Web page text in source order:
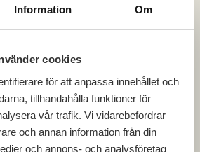
Information Om
cookies
för att anpassa innehållet och
tillhandahålla funktioner för
vår trafik. Vi vidarebefordrar
och annan information från din
och annons- och analysföretag
elever samt innehålla storkök
bibliotek och en fullstor
en modern och funktionell
som ett partneringuppdrag,
gemensamt ansvarstagande